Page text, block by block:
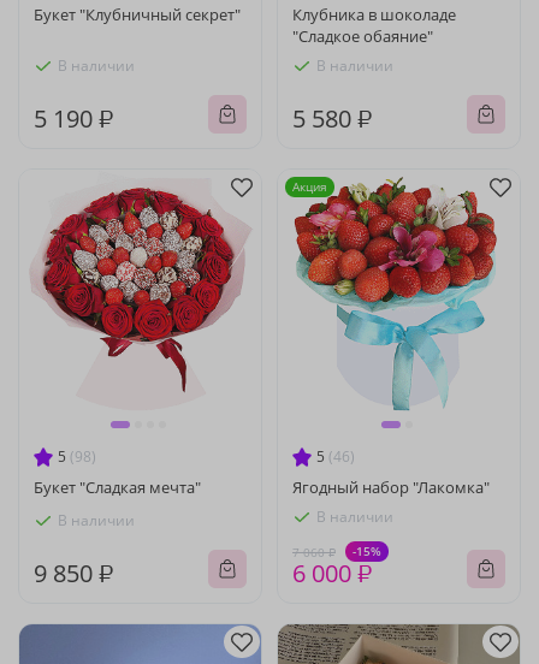
Букет "Клубничный секрет"
В наличии
5 190 ₽
Клубника в шоколаде
"Сладкое обаяние"
В наличии
5 580 ₽
5 (98)
Букет "Сладкая мечта"
В наличии
9 850 ₽
5 (46)
Ягодный набор "Лакомка"
В наличии
7 060 ₽ -15%
6 000 ₽
Акция